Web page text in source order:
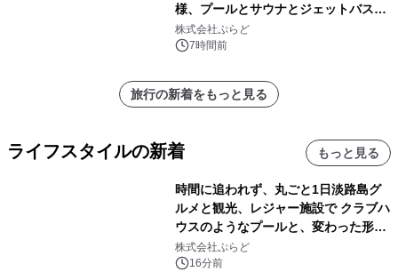
様、プールとサウナとジェットバス付
きで Villa Mon Temps AWAJIの連泊
素泊りプラン
株式会社ぷらど
7時間前
旅行の新着をもっと見る
ライフスタイルの新着 もっと見る
時間に追われず、丸ごと1日淡路島グ
ルメと観光、レジャー施設で クラブハ
ウスのようなプールと、変わった形の
サウナも 「THE BOXY AWAJI」のお
得な素泊まり連泊プランで
株式会社ぷらど
16分前